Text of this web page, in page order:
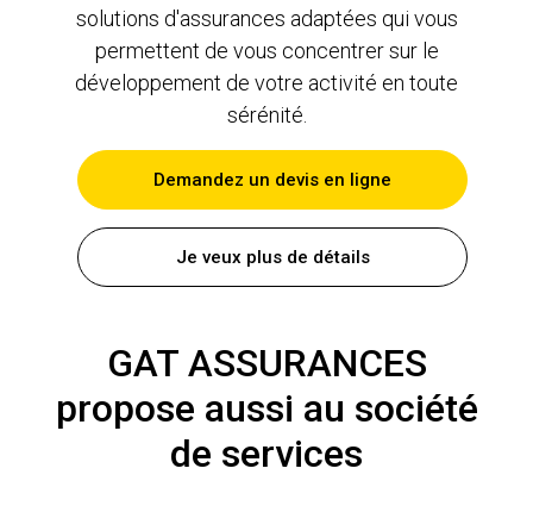
solutions d'assurances adaptées qui vous
permettent de vous concentrer sur le
développement de votre activité en toute
sérénité.
Demandez un devis en ligne
Je veux plus de détails
GAT ASSURANCES
propose aussi au société
de services